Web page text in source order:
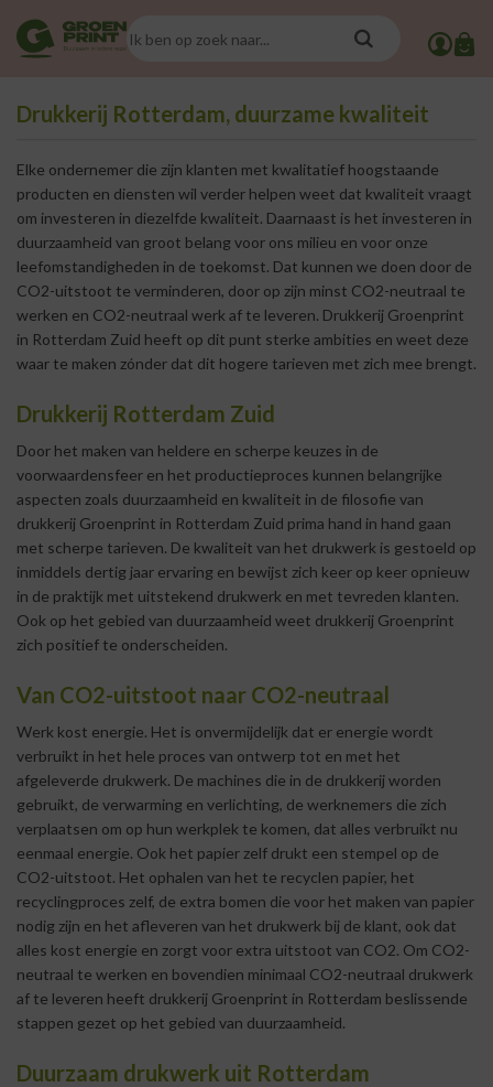
Drukkerij Rotterdam, duurzame kwaliteit
Elke ondernemer die zijn klanten met kwalitatief hoogstaande
producten en diensten wil verder helpen weet dat kwaliteit vraagt
om investeren in diezelfde kwaliteit. Daarnaast is het investeren in
duurzaamheid van groot belang voor ons milieu en voor onze
leefomstandigheden in de toekomst. Dat kunnen we doen door de
CO2-uitstoot te verminderen, door op zijn minst CO2-neutraal te
werken en CO2-neutraal werk af te leveren. Drukkerij Groenprint
in Rotterdam Zuid heeft op dit punt sterke ambities en weet deze
waar te maken zónder dat dit hogere tarieven met zich mee brengt.
Drukkerij Rotterdam Zuid
Door het maken van heldere en scherpe keuzes in de
voorwaardensfeer en het productieproces kunnen belangrijke
aspecten zoals duurzaamheid en kwaliteit in de filosofie van
drukkerij Groenprint in Rotterdam Zuid prima hand in hand gaan
met scherpe tarieven. De kwaliteit van het drukwerk is gestoeld op
inmiddels dertig jaar ervaring en bewijst zich keer op keer opnieuw
in de praktijk met uitstekend drukwerk en met tevreden klanten.
Ook op het gebied van duurzaamheid weet drukkerij Groenprint
zich positief te onderscheiden.
Van CO2-uitstoot naar CO2-neutraal
Werk kost energie. Het is onvermijdelijk dat er energie wordt
verbruikt in het hele proces van ontwerp tot en met het
afgeleverde drukwerk. De machines die in de drukkerij worden
gebruikt, de verwarming en verlichting, de werknemers die zich
verplaatsen om op hun werkplek te komen, dat alles verbruikt nu
eenmaal energie. Ook het papier zelf drukt een stempel op de
CO2-uitstoot. Het ophalen van het te recyclen papier, het
recyclingproces zelf, de extra bomen die voor het maken van papier
nodig zijn en het afleveren van het drukwerk bij de klant, ook dat
alles kost energie en zorgt voor extra uitstoot van CO2. Om CO2-
neutraal te werken en bovendien minimaal CO2-neutraal drukwerk
af te leveren heeft drukkerij Groenprint in Rotterdam beslissende
stappen gezet op het gebied van duurzaamheid.
Duurzaam drukwerk uit Rotterdam